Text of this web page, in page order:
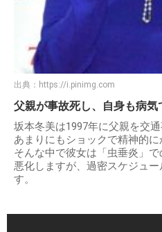
出典： https://i.pinimg.com
父親が事故死し、自身も病気
坂本冬美は1997年に父親を交
あまりにもショックで精神的に
そんな中で彼女は「虫垂炎」
悪化しますが、過密スケジュ
す。